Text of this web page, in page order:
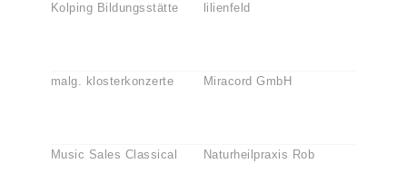
Kolping Bildungsstätte lilienfeld
malg. klosterkonzerte Miracord GmbH
Music Sales Classical Naturheilpraxis Rob